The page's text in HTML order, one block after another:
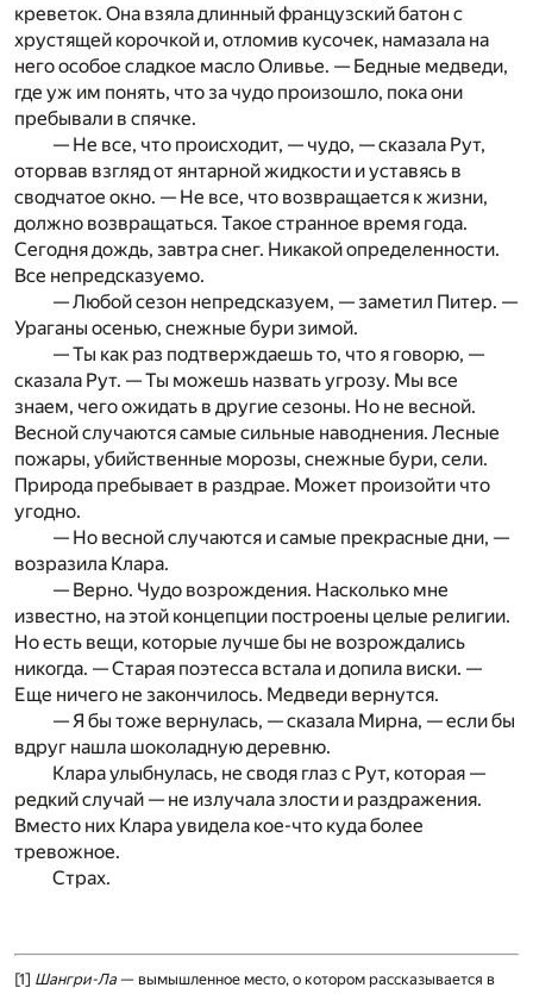
креветок. Она взяла длинный французский батон с
хрустящей корочкой и, отломив кусочек, намазала на
него особое сладкое масло Оливье. — Бедные медведи,
где уж им понять, что за чудо произошло, пока они
пребывали в спячке.
— Не все, что происходит, — чудо, — сказала Рут,
оторвав взгляд от янтарной жидкости и уставясь в
сводчатое окно. — Не все, что возвращается к жизни,
должно возвращаться. Такое странное время года.
Сегодня дождь, завтра снег. Никакой определенности.
Все непредсказуемо.
— Любой сезон непредсказуем, — заметил Питер. —
Ураганы­ осенью, снежные бури зимой.
— Ты как раз подтверждаешь то, что я говорю, —
сказала Рут. — Ты можешь назвать угрозу. Мы все
знаем, чего ожидать в другие сезоны. Но не весной.
Весной случаются самые сильные наводнения. Лесные
пожары, убийственные морозы, снежные бури, сели.
Природа пребывает в раздрае. Может произойти что
угодно.
— Но весной случаются и самые прекрасные дни, —
возрази­ла Клара.
— Верно. Чудо возрождения. Насколько мне
известно, на этой концепции построены целые религии.
Но есть вещи, которые лучше бы не возрождались
никогда. — Старая поэтесса встала и допила виски. —
Еще ничего не закончилось. Медведи вернутся.
— Я бы тоже вернулась, — сказала Мирна, — если бы
вдруг нашла шоколадную деревню.
Клара улыбнулась, не сводя глаз с Рут, которая —
редкий случай — не излучала злости и раздражения.
Вместо них Клара увидела кое-что куда более
тревожное.
Страх.
[1] Шангри-Ла — вымышленное место, о котором рассказывается в